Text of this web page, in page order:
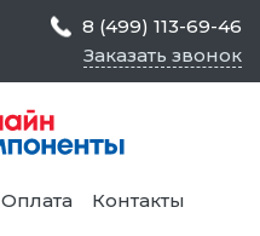
8 (499) 113-69-46
Заказать звонок
Оплата Контакты